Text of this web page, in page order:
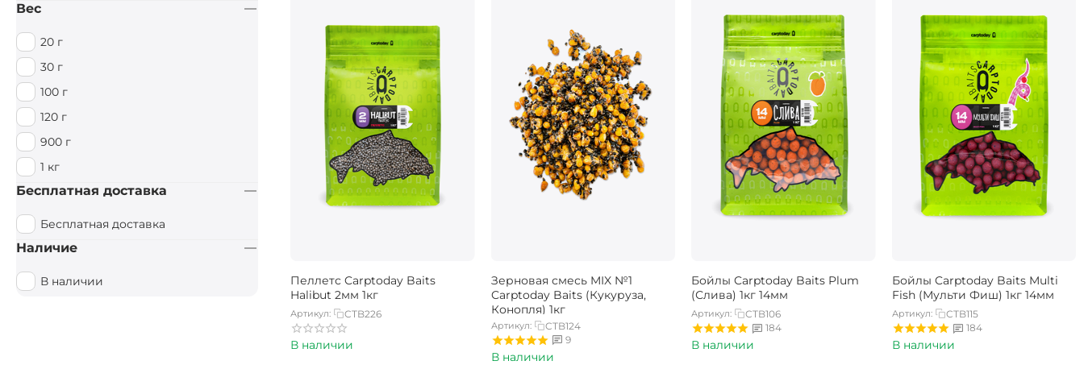
Пеллетс Carptoday Baits
Halibut 2мм 1кг
Артикул: CTB226
В наличии
Зерновая смесь MIX №1
Carptoday Baits (Кукуруза,
Конопля) 1кг
Артикул:
CTB124
9
В наличии
Бойлы Carptoday Baits Plum
(Слива) 1кг 14мм
Артикул:
CTB106
184
В наличии
Бойлы Carptoday Baits Multi
Fish (Мульти Фиш) 1кг 14мм
Артикул:
CTB115
184
В наличии
Вес
20 г
30 г
100 г
120 г
900 г
1 кг
Бесплатная доставка
Бесплатная доставка
Наличие
В наличии